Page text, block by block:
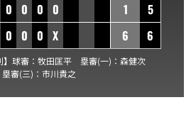
0 0 0 0
0 0 0 X
1
5
6
6
球審： 牧田匡平 塁審(一)： 森健次
塁審(三)： 市川貴之